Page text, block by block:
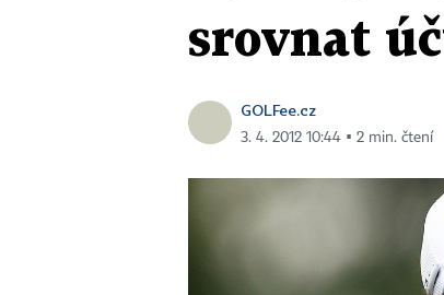
srovnat
GOLFee.cz
3. 4. 2012 10:44 ▪ 2 min. čtení